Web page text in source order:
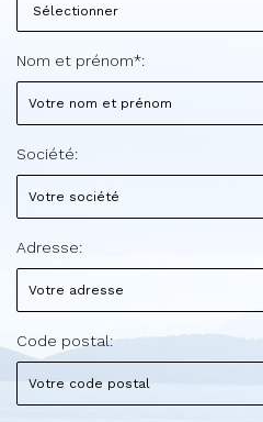
Nom et prénom*:
Société:
Adresse:
Code postal: